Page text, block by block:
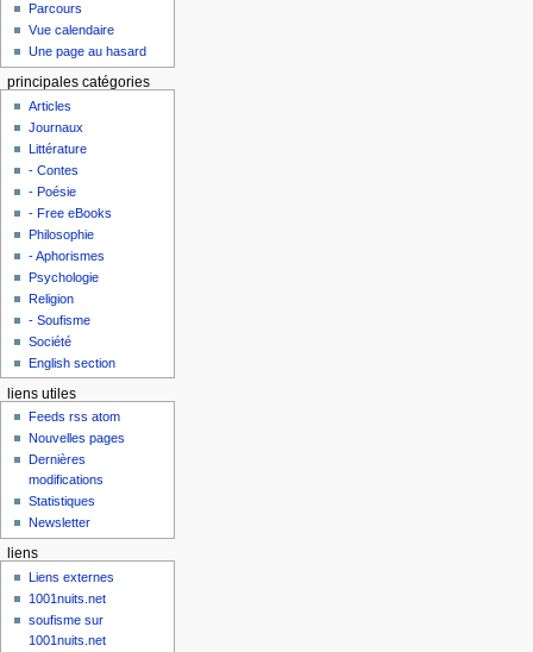
Parcours
Vue calendaire
Une page au hasard
principales catégories
Articles
Journaux
Littérature
- Contes
- Poésie
- Free eBooks
Philosophie
- Aphorismes
Psychologie
Religion
- Soufisme
Société
English section
liens utiles
Feeds rss atom
Nouvelles pages
Dernières
modifications
Statistiques
Newsletter
liens
Liens externes
1001nuits.net
soufisme sur
1001nuits.net